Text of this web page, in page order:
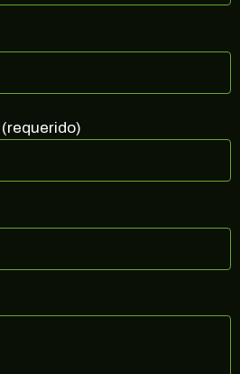
ofertas exclusivas, noticias,
y muchas sorpresas.